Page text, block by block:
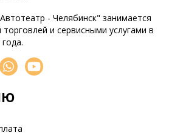
- Челябинск" занимается
и сервисными услугами в